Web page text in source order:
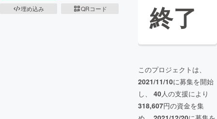
埋め込み
QRコード 終了
このプロジェクトは、
2021/11/10に募集を開始
し、 40人の支援により
318,607円の資金を集